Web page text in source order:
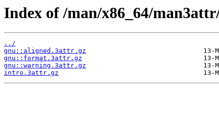
Index of /man/x86_64/
../
gnu::aligned.3attr.gz
gnu::format.3attr.gz
gnu::warning.3attr.gz
intro.3attr.gz